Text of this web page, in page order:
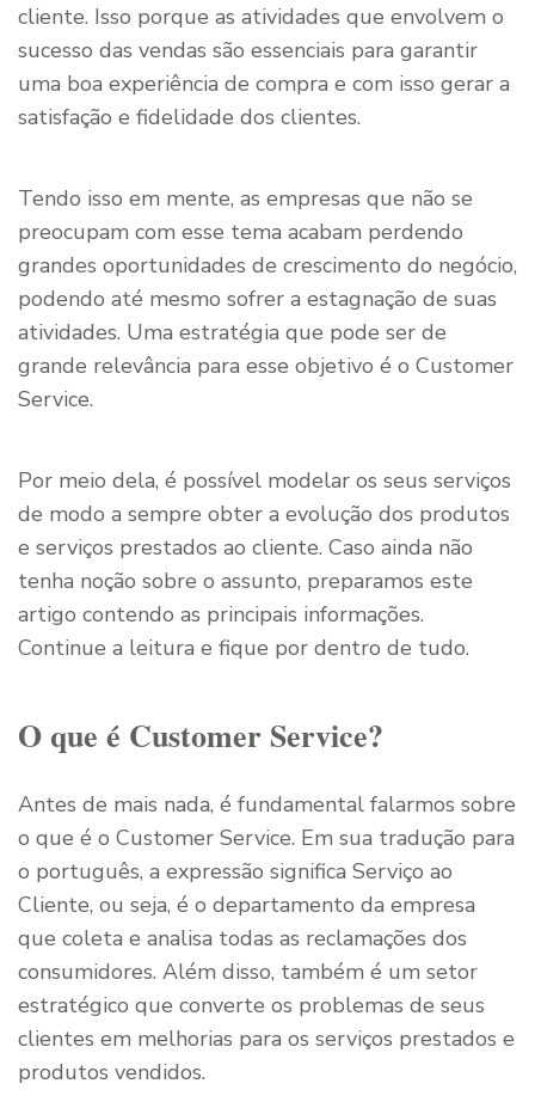
cliente. Isso porque as atividades que envolvem o
sucesso das vendas são essenciais para garantir
uma boa experiência de compra e com isso gerar a
satisfação e fidelidade dos clientes.
Tendo isso em mente, as empresas que não se
preocupam com esse tema acabam perdendo
grandes oportunidades de crescimento do negócio,
podendo até mesmo sofrer a estagnação de suas
atividades. Uma estratégia que pode ser de
grande relevância para esse objetivo é o Customer
Service.
Por meio dela, é possível modelar os seus serviços
de modo a sempre obter a evolução dos produtos
e serviços prestados ao cliente. Caso ainda não
tenha noção sobre o assunto, preparamos este
artigo contendo as principais informações.
Continue a leitura e fique por dentro de tudo.
O que é Customer Service?
Antes de mais nada, é fundamental falarmos sobre
o que é o Customer Service. Em sua tradução para
o português, a expressão significa Serviço ao
Cliente, ou seja, é o departamento da empresa
que coleta e analisa todas as reclamações dos
consumidores. Além disso, também é um setor
estratégico que converte os problemas de seus
clientes em melhorias para os serviços prestados e
produtos vendidos.